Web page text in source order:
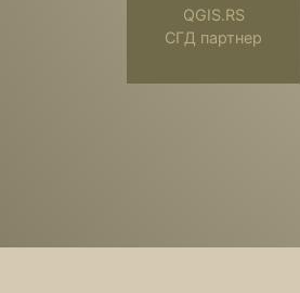
QGIS.RS
СГД партнер